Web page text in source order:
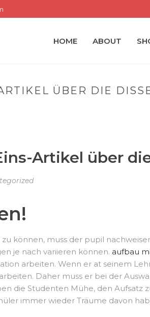
HOME ABOUT
ÜBER DIE
Artikel über
können, muss der pupil
je nach variieren können. aufbau
arbeiten. Wenn er at seinem
Daher muss er bei der
die Studenten Mühe, den
immer wieder Träume davon